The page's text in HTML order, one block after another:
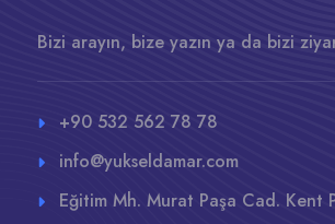
Bizi arayın, bize yazın ya da bizi
+90 532 562 78 78
info@yukseldamar.com
Eğitim Mh. Murat Paşa Cad. Kent